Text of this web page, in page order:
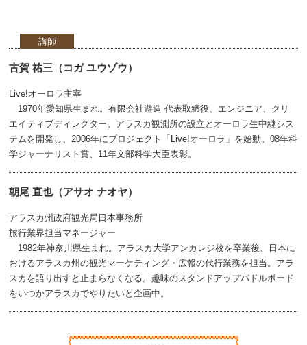
講師
古賀 祐三（コガ ユウゾウ）
Live!オーロラ主宰
1970年愛知県生まれ。有限会社遊造 代表取締役、エンジニア、クリ
エイティブディレクター。アラスカ観測所の設立とオーロラ生中継シス
テムを開発し、2006年にプロジェクト「Live!オーロラ」を始動。08年科
学ジャーナリスト賞、11年文部科学大臣表彰。
朝尾 直也（アサオ ナオヤ）
アラスカ州政府観光局日本事務所
旅行業界担当マネージャー
1982年神奈川県生まれ。アラスカ大学アンカレジ校を卒業後、日本に
おけるアラスカ州の観光マーケティング・広報の代行業務を担当。アラ
スカを語り出すと止まらなくなる。趣味のスタンドアップパドルボード
をいつかアラスカでやりたいと企画中。